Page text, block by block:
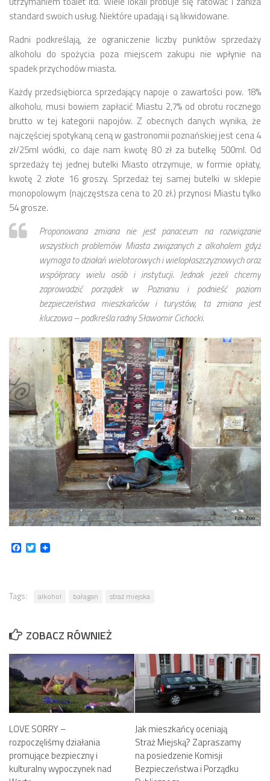
standard swoich usług. Niektóre upadają i są likwidowane.
Radni podkreślają, że ograniczenie liczby punktów sprzedaży
alkoholu do spożycia poza miejscem zakupu nie wpłynie na
spadek przychodów miasta.
Każdy przedsiębiorca sprzedający napoje o zawartości pow. 18%
alkoholu, musi bowiem zapłacić Miastu 2,7% od obrotu rocznego
brutto w tej kategorii napojów. Z obecnych danych wynika, że
najczęściej spotykaną ceną w gastronomii poznańskiej jest cena 4
zł/25ml wódki, co daje nam kwotę 80 zł za butelkę 500ml. Od
sprzedaży tej jednej butelki Miasto otrzymuje, w formie opłaty,
kwotę 2 złote 16 groszy. Sprzedaż tej samej butelki w sklepie
monopolowym (najczęstsza cena to 20 zł.) przynosi Miastu tylko
54 grosze.
Proponowana zmiana nie jest panaceum na rozwiązanie
wszystkich problemów Miasta związanych z alkoholem gdyż
wymaga to działań wielotorowych i wielopłaszczyznowych oraz
współpracy wielu osób i instytucji. Jednak jeżeli chcemy
zaprowadzić porządek w Poznaniu i podnieść poziom
bezpieczeństwa mieszkańców i turystów, ta zmiana jest
kluczowa – podkreśla radny Sławomir Cichocki.
Facebook
Twitter
Tags: alkohol bałagan straż miejska
ZOBACZ RÓWNIEŻ
LOVE SORRY –
rozpoczęliśmy działania
promujące bezpieczny i
kulturalny wypoczynek nad
Jak mieszkańcy oceniają
Straż Miejską? Zapraszamy
na posiedzenie Komisji
Bezpieczeństwa i Porządku